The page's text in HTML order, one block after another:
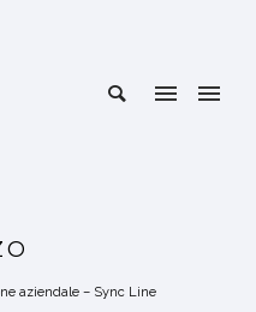
aziendale – Sync Line